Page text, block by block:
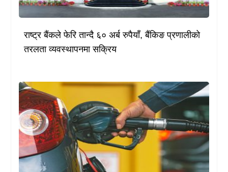
राष्ट्र बैंकले फेरि तान्दै ६० अर्ब रुपैयाँ, बैंकिङ प्रणालीको
तरलता व्यवस्थापनमा सक्रिय